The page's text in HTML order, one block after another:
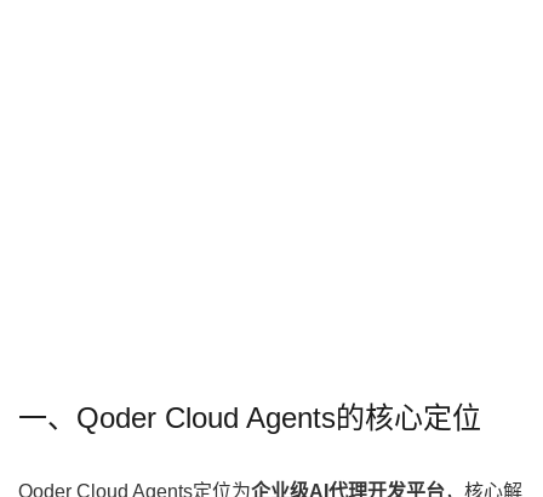
一、Qoder Cloud Agents的核心定位
Qoder Cloud Agents定位为企业级AI代理开发平台，核心解